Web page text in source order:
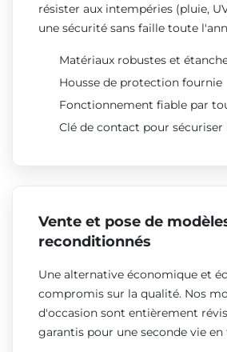
résister aux intempéries (pluie,
une sécurité sans faille toute
Matériaux robustes et
Housse de protection fournie
Fonctionnement fiable par
Clé de contact pour sécuriser
Vente et pose de
reconditionnés
Une alternative économique et
compromis sur la qualité. Nos
d'occasion sont entièrement
garantis pour une seconde vie